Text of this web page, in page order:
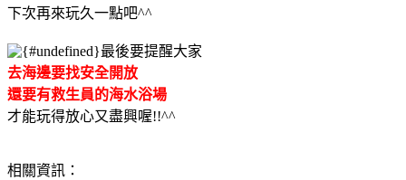
下次再來玩久一點吧^^
最後要提醒大家
去海邊要找安全開放
還要有救生員的海水浴場
才能玩得放心又盡興喔!!^^
相關資訊：